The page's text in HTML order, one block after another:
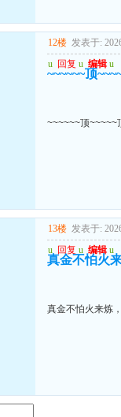
12楼 发表于:
u 回复 u 编辑 u
~~~~~~顶
~~~~~~顶~~~~~
13楼 发表于:
u 回复 u 编辑 u
真金不怕火
真金不怕火来炼